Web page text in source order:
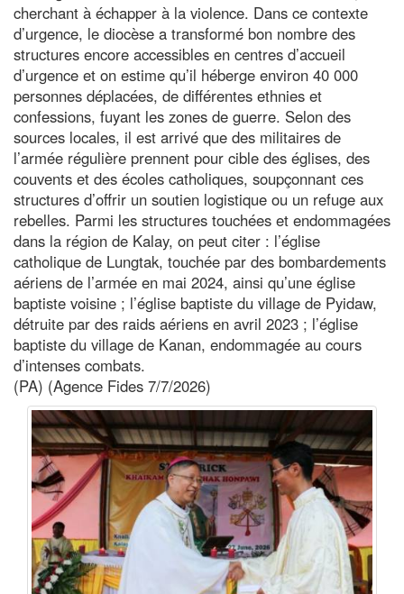
cherchant à échapper à la violence. Dans ce contexte
d’urgence, le diocèse a transformé bon nombre des
structures encore accessibles en centres d’accueil
d’urgence et on estime qu’il héberge environ 40 000
personnes déplacées, de différentes ethnies et
confessions, fuyant les zones de guerre. Selon des
sources locales, il est arrivé que des militaires de
l’armée régulière prennent pour cible des églises, des
couvents et des écoles catholiques, soupçonnant ces
structures d’offrir un soutien logistique ou un refuge aux
rebelles. Parmi les structures touchées et endommagées
dans la région de Kalay, on peut citer : l’église
catholique de Lungtak, touchée par des bombardements
aériens de l’armée en mai 2024, ainsi qu’une église
baptiste voisine ; l’église baptiste du village de Pyidaw,
détruite par des raids aériens en avril 2023 ; l’église
baptiste du village de Kanan, endommagée au cours
d’intenses combats.
(PA) (Agence Fides 7/7/2026)